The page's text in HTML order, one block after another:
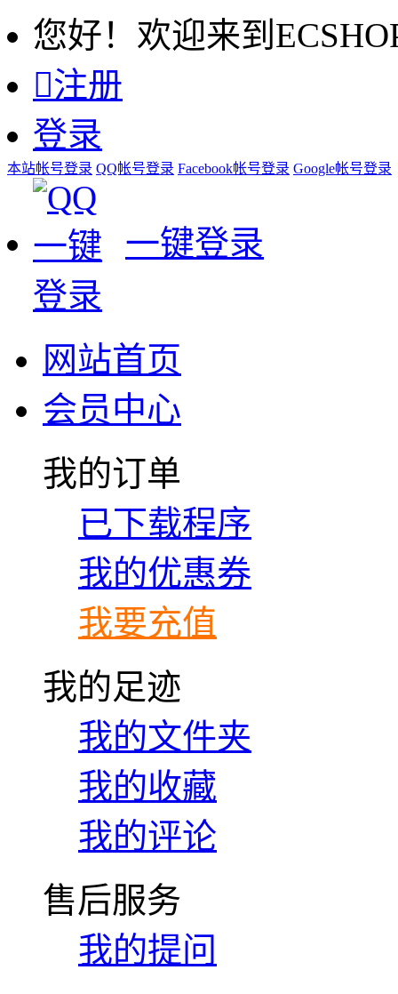
您好！欢迎来到
注册
登录
本站帐号登录 QQ帐号登录 Facebook帐号登录 Google帐号登录
一键登录
网站首页
会员中心
我的订单
已下载程序
我的优惠券
我要充值
我的足迹
我的文件夹
我的收藏
我的评论
售后服务
我的提问